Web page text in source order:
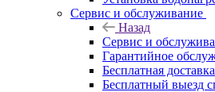
Сервис и обслуживание
Назад
Сервис и
Гарантийное
Бесплатная доставка
Бесплатный выезд